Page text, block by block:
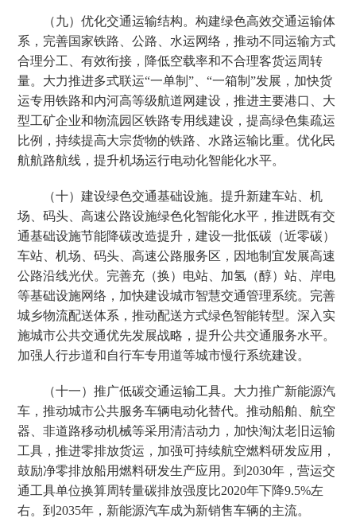
（九）优化交通运输结构。构建绿色高效交通运输体
系，完善国家铁路、公路、水运网络，推动不同运输方式
合理分工、有效衔接，降低空载率和不合理客货运周转
量。大力推进多式联运“一单制”、“一箱制”发展，加快货
运专用铁路和内河高等级航道网建设，推进主要港口、大
型工矿企业和物流园区铁路专用线建设，提高绿色集疏运
比例，持续提高大宗货物的铁路、水路运输比重。优化民
航航路航线，提升机场运行电动化智能化水平。
（十）建设绿色交通基础设施。提升新建车站、机
场、码头、高速公路设施绿色化智能化水平，推进既有交
通基础设施节能降碳改造提升，建设一批低碳（近零碳）
车站、机场、码头、高速公路服务区，因地制宜发展高速
公路沿线光伏。完善充（换）电站、加氢（醇）站、岸电
等基础设施网络，加快建设城市智慧交通管理系统。完善
城乡物流配送体系，推动配送方式绿色智能转型。深入实
施城市公共交通优先发展战略，提升公共交通服务水平。
加强人行步道和自行车专用道等城市慢行系统建设。
（十一）推广低碳交通运输工具。大力推广新能源汽
车，推动城市公共服务车辆电动化替代。推动船舶、航空
器、非道路移动机械等采用清洁动力，加快淘汰老旧运输
工具，推进零排放货运，加强可持续航空燃料研发应用，
鼓励净零排放船用燃料研发生产应用。到2030年，营运交
通工具单位换算周转量碳排放强度比2020年下降9.5%左
右。到2035年，新能源汽车成为新销售车辆的主流。